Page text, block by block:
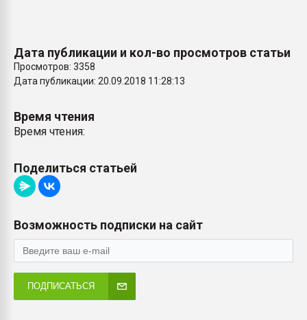
Дата публикации и кол-во просмотров статьи
Просмотров: 3358
Дата публикации: 20.09.2018 11:28:13
Время чтения
Время чтения:
Поделиться статьей
Возможность подписки на сайт
ПОДПИСАТЬСЯ